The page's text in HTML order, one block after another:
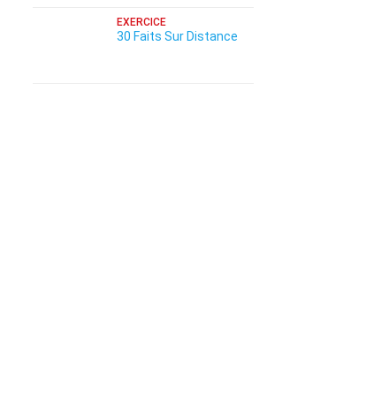
EXERCICE
30 Faits Sur Distance